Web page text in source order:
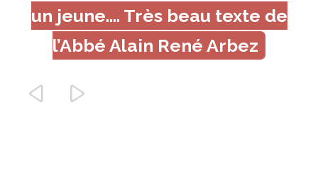
un jeune…. Très beau texte de
l’Abbé Alain René Arbez
 